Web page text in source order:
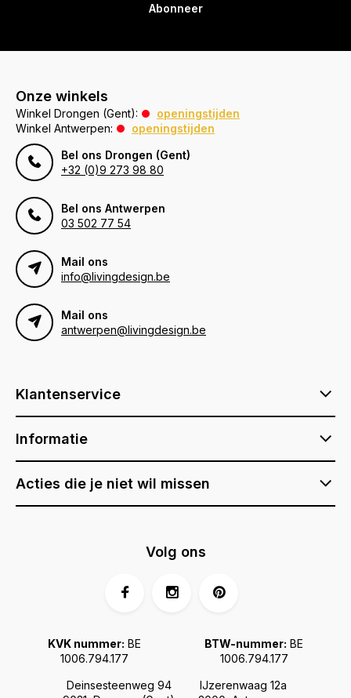
Abonneer
Onze winkels
Winkel Drongen (Gent):
openingstijden
Winkel Antwerpen:
openingstijden
Bel ons Drongen (Gent)
+32 (0)9 273 98 80
Bel ons Antwerpen
03 502 77 54
Mail ons
info@livingdesign.be
Mail ons
antwerpen@livingdesign.be
Klantenservice
Informatie
Acties die je niet wil missen
Deinsesteenweg 94
IJzerenwaag 12a
KVK nummer: BE
1006.794.177
BTW-nummer: BE
1006.794.177
Volg ons